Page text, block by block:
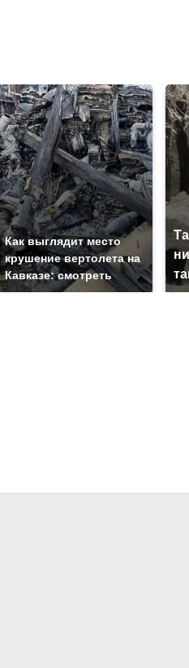
Как выглядит место
крушение вертолета на
Кавказе: смотреть